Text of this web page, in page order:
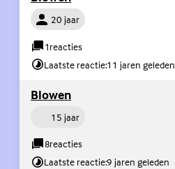
Persoon20 jaar
1reacties
Laatste reactie:11 jaren geleden
Blowen
Persoon15 jaar
8reacties
Laatste reactie:9 jaren geleden